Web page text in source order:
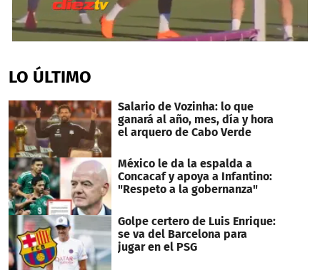
of
1
32
seconds
LO ÚLTIMO
Salario de Vozinha: lo que
ganará al año, mes, día y hora
el arquero de Cabo Verde
México le da la espalda a
Concacaf y apoya a Infantino:
"Respeto a la gobernanza"
Golpe certero de Luis Enrique:
se va del Barcelona para
jugar en el PSG